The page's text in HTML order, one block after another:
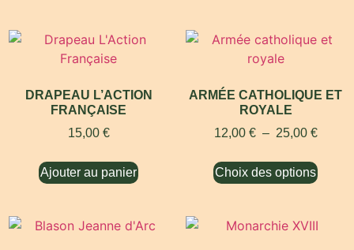
DRAPEAU L’ACTION
FRANÇAISE
15,00 €
Ajouter au panier
ARMÉE CATHOLIQUE ET
ROYALE
12,00 € – 25,00 €
Choix des options